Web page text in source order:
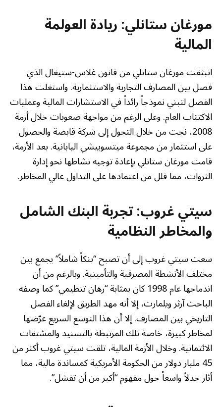
مورغان ستانلي: ريادة العولمة
المالية
انبثقت مورغان ستانلي من قانون غلاس-ستيغال الذي
فصل بين المصارف التجارية والاستثمارية. واستغلت هذا
الفصل لتبني نموذجاً رائداً في الاستشارات المالية وعمليات
الاكتتاب العام. وعلى الرغم من مواجهة صعوبات خلال أزمة
2008، نجت من خلال التحول إلى شركة قابضة والحصول
على استثمار من مجموعة ميتسوبيشي اليابانية. بعد الأزمة،
قامت مورغان ستانلي بإعادة توجيه نشاطها نحو إدارة
الثروات، مما قلل من اعتمادها على التداول عالي المخاطر.
سيتي غروب: تجربة البنك الشامل
والمخاطر النظامية
سعت سيتي غروب إلى أن تصبح “بنكاً شاملاً” يجمع بين
مختلف الأنشطة المصرفية والتأمينية. وبالرغم من أن
اندماجها عام 1998 كان بمثابة “رهان تنظيمي” كما وصفه
الباحث آرثر ويلمارت، إلا أنه مهد الطريق لإلغاء الفصل
التاريخي بين المصارف. إلا أن هذا التوسع السريع عرّضها
لمخاطر كبيرة، خاصة تلك المرتبطة بالتسنيد والمشتقات
الائتمانية. وخلال الأزمة المالية، تلقت سيتي غروب أكثر من
45 مليار دولار من الحكومة الأمريكية كمساندة مالية، مما
أثار جدلاً واسعاً حول مفهوم “أكبر من أن تفشل”.